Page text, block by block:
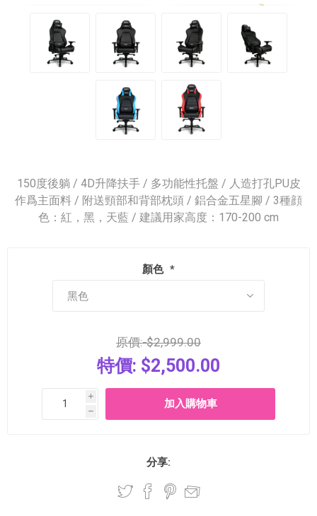
150度後躺 / 4D升降扶手 / 多功能性托盤 / 人造打孔PU皮
作爲主面料 / 附送頸部和背部枕頭 / 鋁合金五星腳 / 3種顔
色：紅，黑，天藍 / 建議用家高度：170-200 cm
顏色 *
原價: $2,999.00
特價: $2,500.00
i
h
分享: